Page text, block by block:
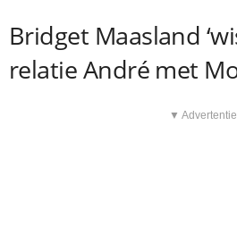
Bridget Maasland
relatie André met
▼ Advertentie